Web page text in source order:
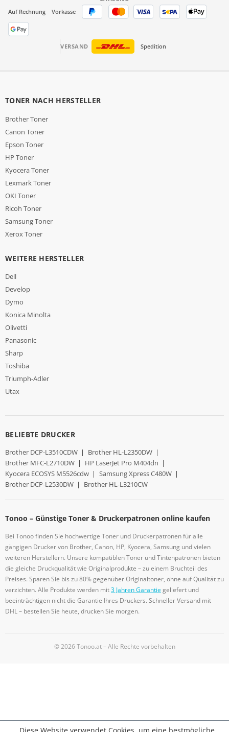
Auf Rechnung
Vorkasse
VERSAND Spedition
TONER NACH HERSTELLER
Brother Toner
Canon Toner
Epson Toner
HP Toner
Kyocera Toner
Lexmark Toner
OKI Toner
Ricoh Toner
Samsung Toner
Xerox Toner
WEITERE HERSTELLER
Dell
Develop
Dymo
Konica Minolta
Olivetti
Panasonic
Sharp
Toshiba
Triumph-Adler
Utax
BELIEBTE DRUCKER
Brother DCP-L3510CDW | Brother HL-L2350DW |
Brother MFC-L2710DW | HP LaserJet Pro M404dn |
Kyocera ECOSYS M5526cdw | Samsung Xpress C480W |
Brother DCP-L2530DW | Brother HL-L3210CW
Tonoo – Günstige Toner & Druckerpatronen online kaufen
Bei Tonoo finden Sie hochwertige Toner und Druckerpatronen für alle
gängigen Drucker von Brother, Canon, HP, Kyocera, Samsung und vielen
weiteren Herstellern. Unsere kompatiblen Toner und Tintenpatronen bieten
die gleiche Druckqualität wie Originalprodukte – zu einem Bruchteil des
Preises. Sparen Sie bis zu 80% gegenüber Originaltoner, ohne auf Qualität zu
verzichten. Alle Produkte werden mit3 Jahren Garantiegeliefert und
beeinträchtigen nicht die Garantie Ihres Druckers. Schneller Versand mit
DHL – bestellen Sie heute, drucken Sie morgen.
© 2026 Tonoo.at – Alle Rechte vorbehalten